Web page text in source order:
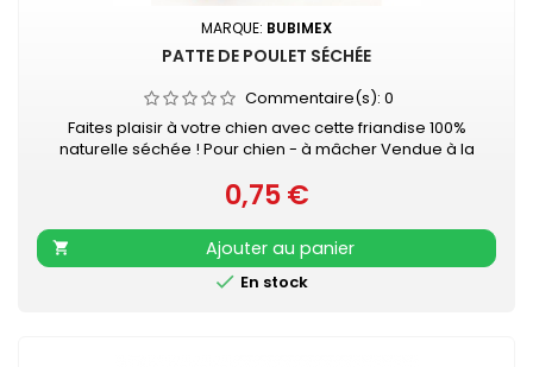
MARQUE: BUBIMEX
PATTE DE POULET SÉCHÉE
Commentaire(s): 0
Faites plaisir à votre chien avec cette friandise 100%
naturelle séchée ! Pour chien - à mâcher Vendue à la
Prix
0,75 €

Ajouter au panier
 En stock